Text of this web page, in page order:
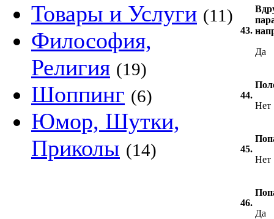
Товары и Услуги (11)
Философия,
Религия (19)
Шоппинг (6)
Юмор, Шутки,
Приколы (14)
43.
Да
44.
Нет
45.
Нет
46.
Да